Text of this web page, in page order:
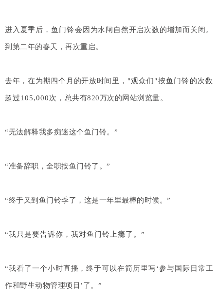
进入夏季后， 鱼门铃会 因为水闸自然开启次数的增加而关闭。
到第二年的春天，再次重启。
去年，在为期四个月的开放时间里， "观众们"按鱼门铃的次数
超过105,000次 ，总共有820万次的网站浏览量。
“无法解释我多痴迷这个鱼门铃。”
“准备辞职，全职按鱼门铃了。”
“终于又到鱼门铃季了，这是一年里最棒的时候。”
“我只是要告诉你，我对鱼门铃上瘾了。 ”
“我看了一个小时直播，终于可以在简历里写‘参与国际日常工
作和野生动物管理项目’了。”